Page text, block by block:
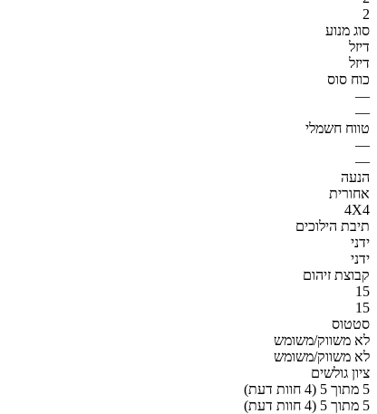
2
סוג מנוע
דיזל
דיזל
כוח סוס
—
—
טווח חשמלי
—
—
הנעה
אחורית
4X4
תיבת הילוכים
ידני
ידני
קבוצת זיהום
15
15
סטטוס
לא משווק/משומש
לא משווק/משומש
ציון גולשים
5 מתוך 5 (4 חוות דעת)
5 מתוך 5 (4 חוות דעת)